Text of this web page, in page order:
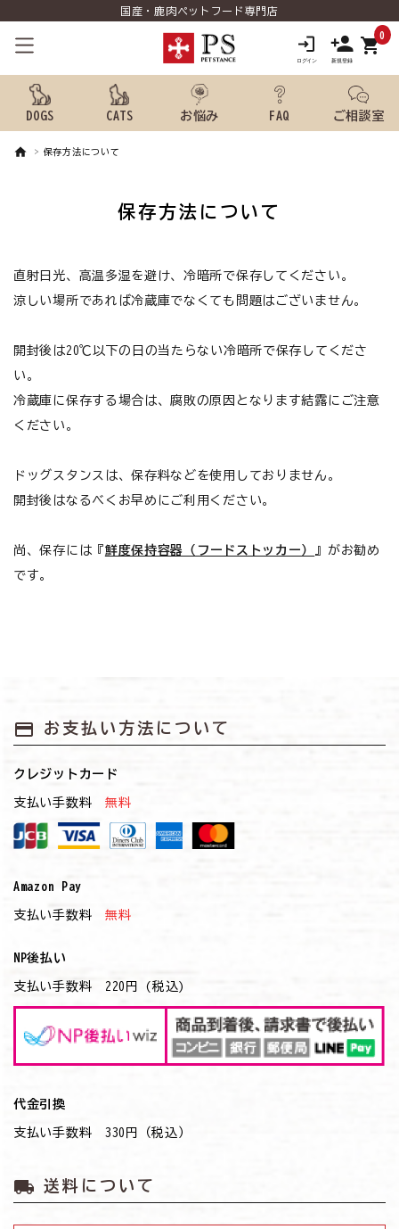
国産・鹿肉ペットフード専門店
shopping_cart0
DOGS CATS お悩み FAQ ご相談室
meeting_room ログイン person 新規会員登録
ご利用ガイド
ご相談室
保存方法について
保存方法について
直射日光、高温多湿を避け、冷暗所で保存してください。
涼しい場所であれば冷蔵庫でなくても問題はございません。
開封後は20℃以下の日の当たらない冷暗所で保存してくださ
い。
冷蔵庫に保存する場合は、腐敗の原因となります結露にご注意
ください。
ドッグスタンスは、保存料などを使用しておりません。
開封後はなるべくお早めにご利用ください。
尚、保存には『鮮度保持容器（フードストッカー）
』がお勧め
です。
payment お支払い方法について
クレジットカード
支払い手数料 無料
Amazon Pay
支払い手数料 無料
NP後払い
支払い手数料 220円 (税込)
代金引換
支払い手数料 330円（税込）
local_shipping 送料について